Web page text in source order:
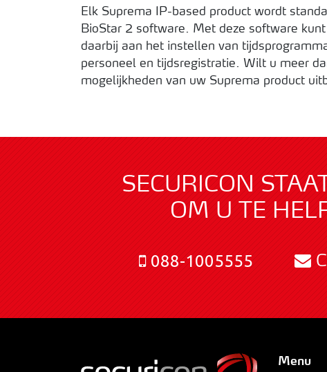
Elk Suprema IP-based product wordt
BioStar 2 software. Met deze software
daarbij aan het instellen van
personeel en tijdsregistratie. Wilt u meer
mogelijkheden van uw Suprema product
SECURICON
OM U TE
088-1005555
Menu